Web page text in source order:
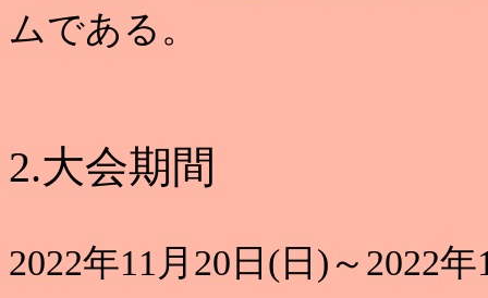
ムである。
2.大会期間
2022年11月20日(日)～2022